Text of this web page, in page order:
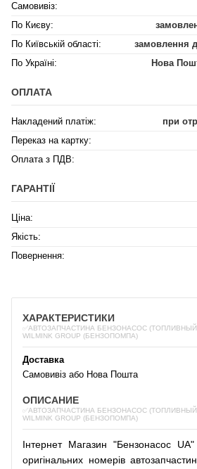
Самовивіз:
По Києву:
По Київській області:
замовлення
По Україні:
Нова
ОПЛАТА
Накладений платіж:
при
Переказ на картку:
Оплата з ПДВ:
ГАРАНТІЇ
Ціна:
Якість:
Повернення:
ХАРАКТЕРИСТИКИ
✅АВТОЗАПЧАСТИНА БЕНЗОНАСОС (ТОПЛИВНЫЙ
WILMINK GROUP (БЕНЗОПОМПА)
Доставка
Самовивіз або Нова Пошта
ОПИСАНИЕ
✅АВТОЗАПЧАСТИНА БЕНЗОНАСОС (ТОПЛИВНЫЙ
WILMINK GROUP (БЕНЗОПОМПА)
Інтернет Магазин "Бензонасос UA"
оригінальних номерів автозапчастин